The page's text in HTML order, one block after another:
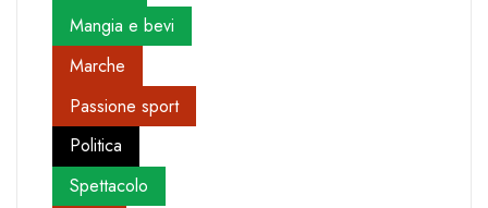
Mangia e bevi
Marche
Passione sport
Politica
Spettacolo